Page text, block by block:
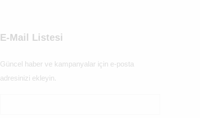
E-Mail Listesi
Güncel haber ve kampanyalar için e-posta
adresinizi ekleyin.